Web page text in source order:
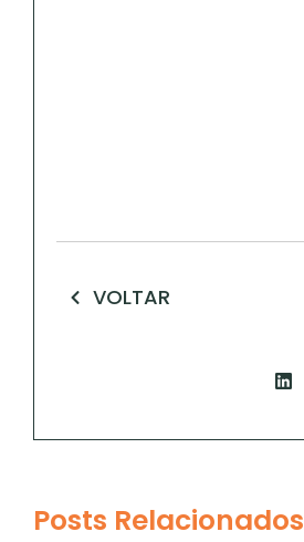
VOLTAR
Posts Relacionados